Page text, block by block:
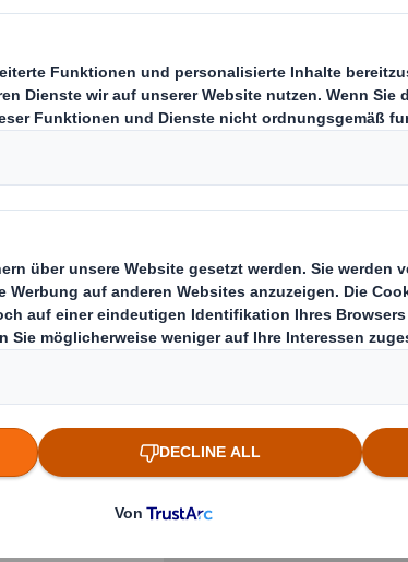
bei strategischen
unterstützt
nur in den seltensten
sind immer maßgeschneidert.
ob Sie nun die
verbessern, Schäden am
Aber wo soll man